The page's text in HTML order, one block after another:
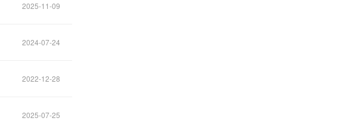
2025-11-09
2024-07-24
2022-12-28
2025-07-25